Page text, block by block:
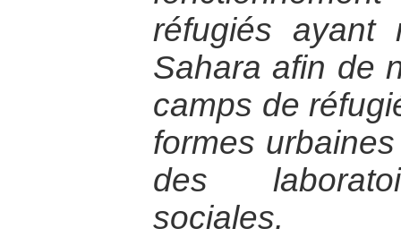
réfugiés ayant
Sahara afin de
camps de
formes
des
sociales.